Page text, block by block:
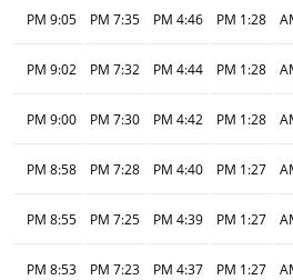
1:28 PM
4:46 PM
7:35 PM
9:05 PM
1:28 PM
4:44 PM
7:32 PM
9:02 PM
1:28 PM
4:42 PM
7:30 PM
9:00 PM
1:27 PM
4:40 PM
7:28 PM
8:58 PM
1:27 PM
4:39 PM
7:25 PM
8:55 PM
1:27 PM
4:37 PM
7:23 PM
8:53 PM